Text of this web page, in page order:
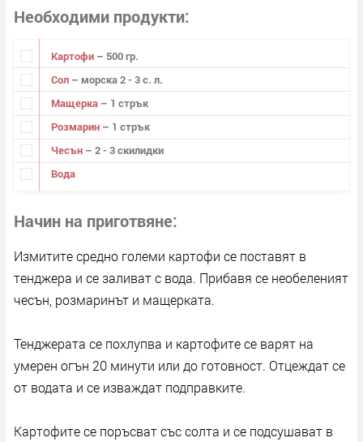
Необходими продукти
Картофи – 500 гр.
Сол – морска 2 - 3 с. л.
Мащерка – 1 стрък
Розмарин – 1 стрък
Чесън – 2 - 3 скилидки
Вода
Начин на приготвяне
Измитите средно големи картофи се поставят в
тенджера и се заливат с вода. Прибавя се необеленият
чесън, розмаринът и мащерката.
Тенджерата се похлупва и картофите се варят на
умерен огън 20 минути или до готовност. Отцеждат се
от водата и се изваждат подправките.
Картофите се поръсват със солта и се подсушават в